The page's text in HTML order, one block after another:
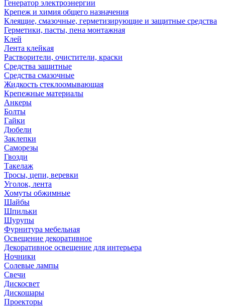
Генератор электроэнергии
Крепеж и химия общего назначения
Клеящие, смазочные, герметизирующие и защитные средства
Герметики, пасты, пена монтажная
Клей
Лента клейкая
Растворители, очистители, краски
Средства защитные
Средства смазочные
Жидкость стеклоомывающая
Крепежные материалы
Анкеры
Болты
Гайки
Дюбели
Заклепки
Саморезы
Гвозди
Такелаж
Тросы, цепи, веревки
Уголок, лента
Хомуты обжимные
Шайбы
Шпильки
Шурупы
Фурнитура мебельная
Освещение декоративное
Декоративное освещение для интерьера
Ночники
Солевые лампы
Свечи
Дискосвет
Дискошары
Проекторы